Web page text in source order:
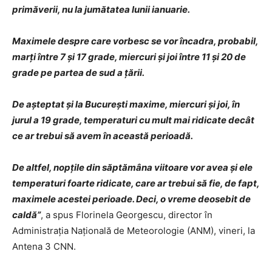
primăverii, nu la jumătatea lunii ianuarie.
Maximele despre care vorbesc se vor încadra, probabil,
marți între 7 și 17 grade, miercuri și joi între 11 și 20 de
grade pe partea de sud a țării.
De așteptat și la București maxime, miercuri și joi, în
jurul a 19 grade, temperaturi cu mult mai ridicate decât
ce ar trebui să avem în această perioadă.
De altfel, nopțile din săptămâna viitoare vor avea și ele
temperaturi foarte ridicate, care ar trebui să fie, de fapt,
maximele acestei perioade. Deci, o vreme deosebit de
caldă”, a spus Florinela Georgescu, director în
Administraţia Naţională de Meteorologie (ANM), vineri, la
Antena 3 CNN.